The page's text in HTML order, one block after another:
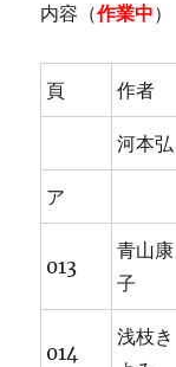
内容（作業中）
頁 作者
河本弘
ア
013
青山康
子
014
浅枝き